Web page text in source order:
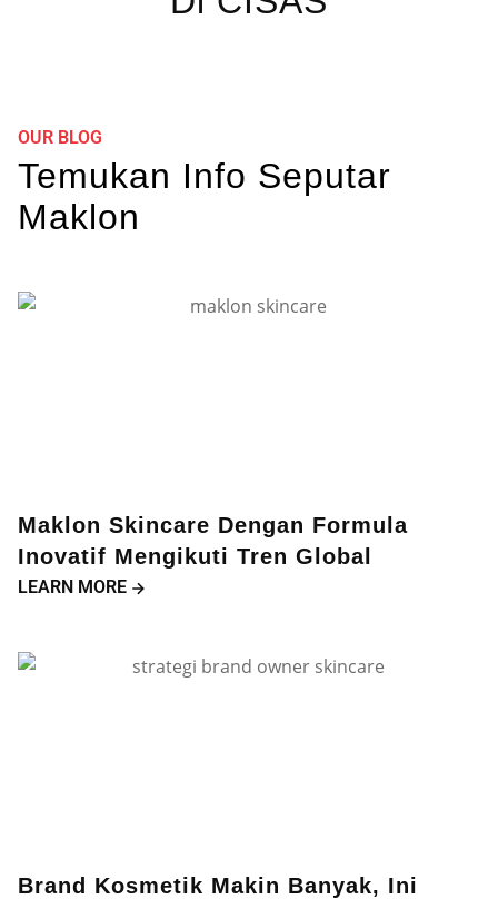
OUR BLOG
Temukan Info Seputar
Maklon
Maklon Skincare Dengan Formula
Inovatif Mengikuti Tren Global
LEARN MORE
Brand Kosmetik Makin Banyak, Ini